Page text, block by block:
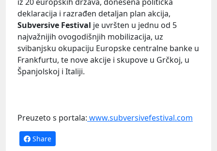
deklaracija i razrađen detaljan plan akcija,
Subversive Festival je uvršten u jednu od 5
najvažnijih ovogodišnjih mobilizacija, uz
svibanjsku okupaciju Europske centralne banke u
Frankfurtu, te nove akcije i skupove u Grčkoj, u
Španjolskoj i Italiji.
Preuzeto s portala: www.subversivefestival.com
Share